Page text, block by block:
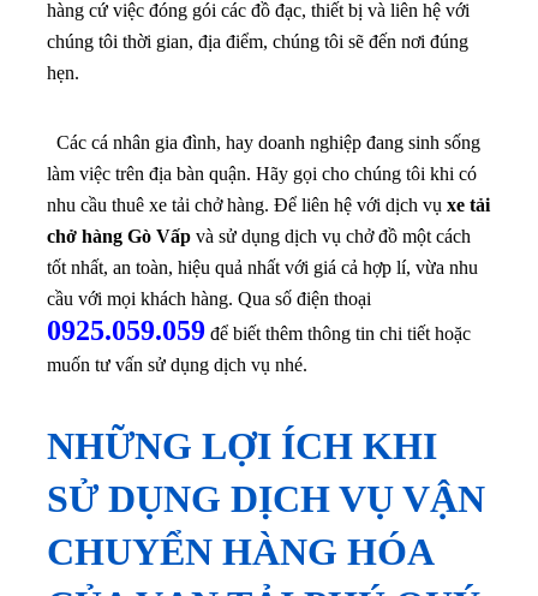
hàng cứ việc đóng gói các đồ đạc, thiết bị và liên hệ với
chúng tôi thời gian, địa điểm, chúng tôi sẽ đến nơi đúng
hẹn.
Các cá nhân gia đình, hay doanh nghiệp đang sinh sống
làm việc trên địa bàn quận. Hãy gọi cho chúng tôi khi có
nhu cầu thuê xe tải chở hàng. Để liên hệ với dịch vụ xe tải
chở hàng Gò Vấp và sử dụng dịch vụ chở đồ một cách
tốt nhất, an toàn, hiệu quả nhất với giá cả hợp lí, vừa nhu
cầu với mọi khách hàng. Qua số điện thoại
0925.059.059 để biết thêm thông tin chi tiết hoặc
muốn tư vấn sử dụng dịch vụ nhé.
NHỮNG LỢI ÍCH KHI
SỬ DỤNG DỊCH VỤ VẬN
CHUYỂN HÀNG HÓA